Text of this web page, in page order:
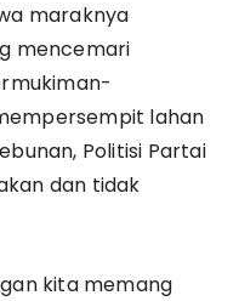
maraknya
mencemari
lahan
Politisi Partai
dan tidak
kita memang